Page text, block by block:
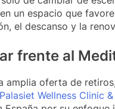
un espacio que
el descanso y la
frente al
amplia oferta de
Palasiet Wellness Clinic